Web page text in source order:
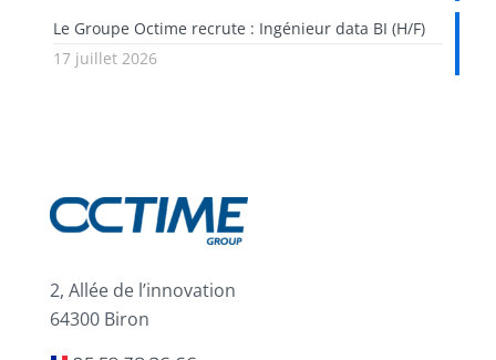
Le Groupe Octime recrute : Ingénieur data BI (H/F)
17 juillet 2026
2, Allée de l’innovation
64300 Biron